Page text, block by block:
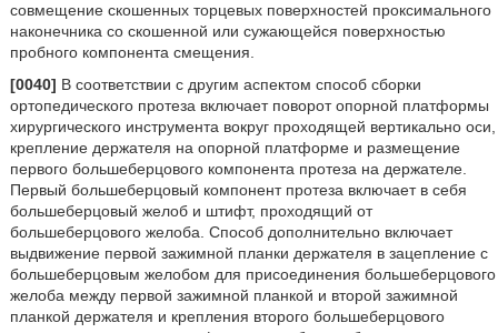
совмещение скошенных торцевых поверхностей проксимального
наконечника со скошенной или сужающейся поверхностью
пробного компонента смещения.
[0040] В соответствии с другим аспектом способ сборки
ортопедического протеза включает поворот опорной платформы
хирургического инструмента вокруг проходящей вертикально оси,
крепление держателя на опорной платформе и размещение
первого большеберцового компонента протеза на держателе.
Первый большеберцовый компонент протеза включает в себя
большеберцовый желоб и штифт, проходящий от
большеберцового желоба. Способ дополнительно включает
выдвижение первой зажимной планки держателя в зацепление с
большеберцовым желобом для присоединения большеберцового
желоба между первой зажимной планкой и второй зажимной
планкой держателя и крепления второго большеберцового